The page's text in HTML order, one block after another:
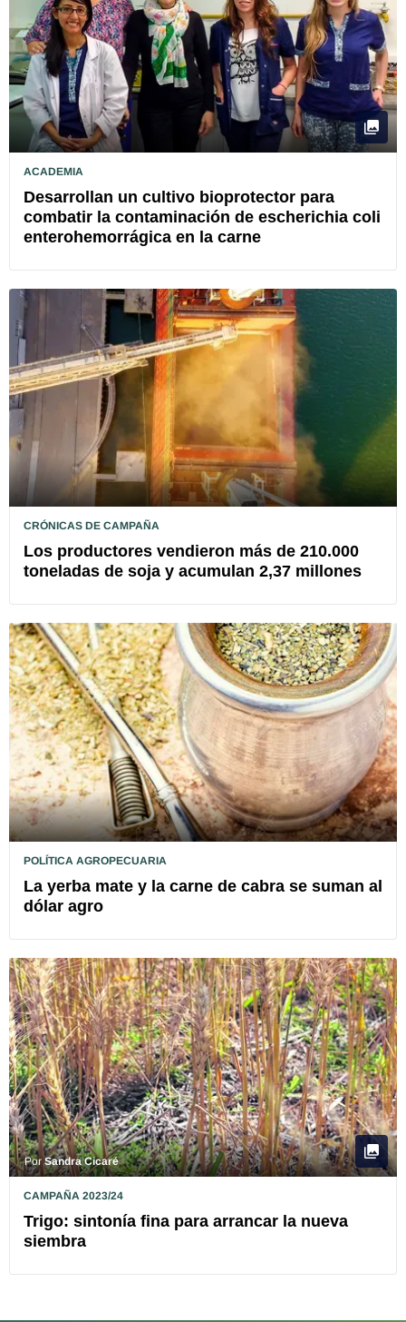
ACADEMIA
Desarrollan un cultivo bioprotector para
combatir la contaminación de escherichia coli
enterohemorrágica en la carne
CRÓNICAS DE CAMPAÑA
Los productores vendieron más de 210.000
toneladas de soja y acumulan 2,37 millones
POLÍTICA AGROPECUARIA
La yerba mate y la carne de cabra se suman al
dólar agro
PorSandra Cicaré
CAMPAÑA 2023/24
Trigo: sintonía fina para arrancar la nueva
siembra